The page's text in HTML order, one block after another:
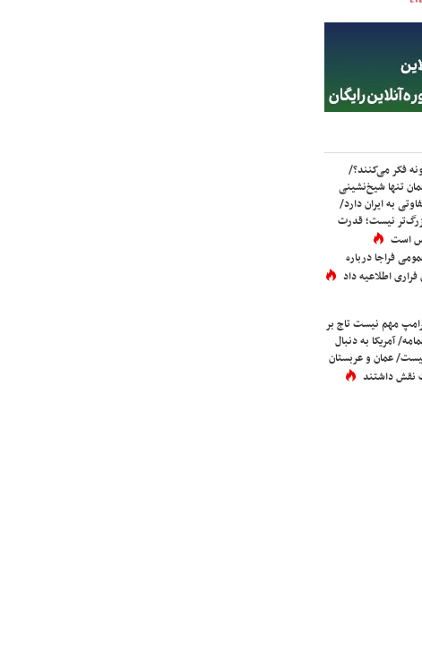
فکر می‌کنند؟/
تنها شیخ‌نشینی
به ایران دارد/
نیست؛ قدرت
است
فراجا درباره
اطلاعیه داد
مهم نیست تاج بر
آمریکا به دنبال
عمان و عربستان
نقش داشتند